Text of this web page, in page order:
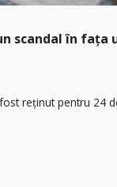
scandal în fața
reținut pentru 24